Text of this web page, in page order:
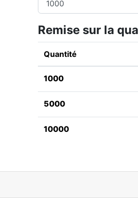
Remise sur la
Quantité
1000
5000
10000